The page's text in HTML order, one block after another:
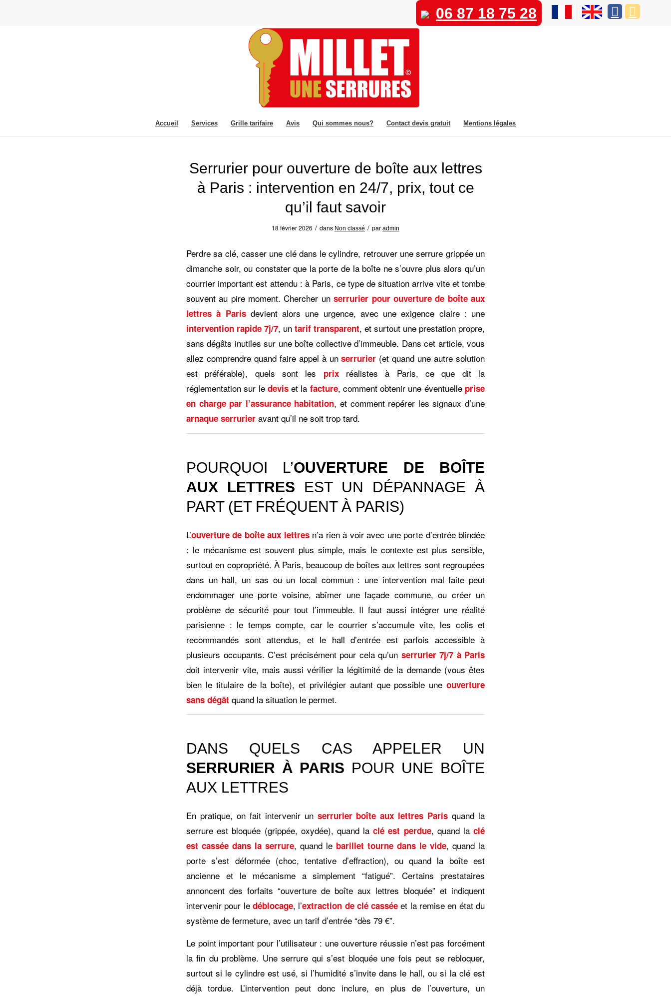
06 87 18 75 28
Accueil Services Grille tarifaire Avis Qui sommes nous? Contact devis gratuit Mentions légales
Serrurier pour ouverture de boîte aux lettres
à Paris : intervention en 24/7, prix, tout ce
qu’il faut savoir
18 février 2026 / dans Non classé / par admin
Perdre sa clé, casser une clé dans le cylindre, retrouver une serrure grippée un
dimanche soir, ou constater que la porte de la boîte ne s’ouvre plus alors qu’un
courrier important est attendu : à Paris, ce type de situation arrive vite et tombe
souvent au pire moment. Chercher unserrurier pour ouverture de boîte aux
lettres à Parisdevient alors une urgence, avec une exigence claire : une
intervention rapide 7j/7, un tarif transparent, et surtout une prestation propre,
sans dégâts inutiles sur une boîte collective d’immeuble. Dans cet article, vous
allez comprendre quand faire appel à unserrurier (et quand une autre solution
est préférable), quels sont les prixréalistes à Paris, ce que dit la
réglementation sur le deviset la facture, comment obtenir une éventuelle prise
en charge par l’assurance habitation, et comment repérer les signaux d’une
arnaque serrurier avant qu’il ne soit trop tard.
POURQUOI L’OUVERTURE DE BOÎTE
AUX LETTRES EST UN DÉPANNAGE À
PART (ET FRÉQUENT À PARIS)
L’ouverture de boîte aux lettresn’a rien à voir avec une porte d’entrée blindée
: le mécanisme est souvent plus simple, mais le contexte est plus sensible,
surtout en copropriété. À Paris, beaucoup de boîtes aux lettres sont regroupées
dans un hall, un sas ou un local commun : une intervention mal faite peut
endommager une porte voisine, abîmer une façade commune, ou créer un
problème de sécurité pour tout l’immeuble. Il faut aussi intégrer une réalité
parisienne : le temps compte, car le courrier s’accumule vite, les colis et
recommandés sont attendus, et le hall d’entrée est parfois accessible à
plusieurs occupants. C’est précisément pour cela qu’un serrurier 7j/7 à Paris
doit intervenir vite, mais aussi vérifier la légitimité de la demande (vous êtes
bien le titulaire de la boîte), et privilégier autant que possible une ouverture
sans dégât quand la situation le permet.
DANS QUELS CAS APPELER UN
SERRURIER À PARIS POUR UNE BOÎTE
AUX LETTRES
En pratique, on fait intervenir un serrurier boîte aux lettres Paris quand la
serrure est bloquée (grippée, oxydée), quand laclé est perdue, quand laclé
est cassée dans la serrure, quand le barillet tourne dans le vide, quand la
porte s’est déformée (choc, tentative d’effraction), ou quand la boîte est
ancienne et le mécanisme a simplement “fatigué”. Certains prestataires
annoncent des forfaits “ouverture de boîte aux lettres bloquée” et indiquent
intervenir pour le déblocage, l’extraction de clé cassée et la remise en état du
système de fermeture, avec un tarif d’entrée “dès 79 €”.
Le point important pour l’utilisateur : une ouverture réussie n’est pas forcément
la fin du problème. Une serrure qui s’est bloquée une fois peut se rebloquer,
surtout si le cylindre est usé, si l’humidité s’invite dans le hall, ou si la clé est
déjà tordue. L’intervention peut donc inclure, en plus de l’ouverture, un